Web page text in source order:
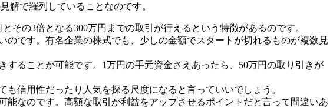
解で羅列していることなのです。
の3倍となる300万円までの取引が行えるという特徴があるのです。
です。有名企業の株式でも、少しの金額でスタートが切れるものが複数見
ることが可能です。1万円の手元資金さえあったら、50万円の取り引きが
信用性だったり人気を探る尺度になると言っていいでしょう。
なのです。高額な取引が利益をアップさせるポイントだと言って間違いあ